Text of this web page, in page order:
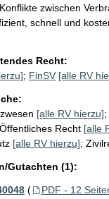
zwischen
schnell und
Recht:
; FinSV [alle RV
[alle RV hierzu];
Öffentliches Recht [alle
[alle RV hierzu];
Gutachten (1):
( PDF - 12